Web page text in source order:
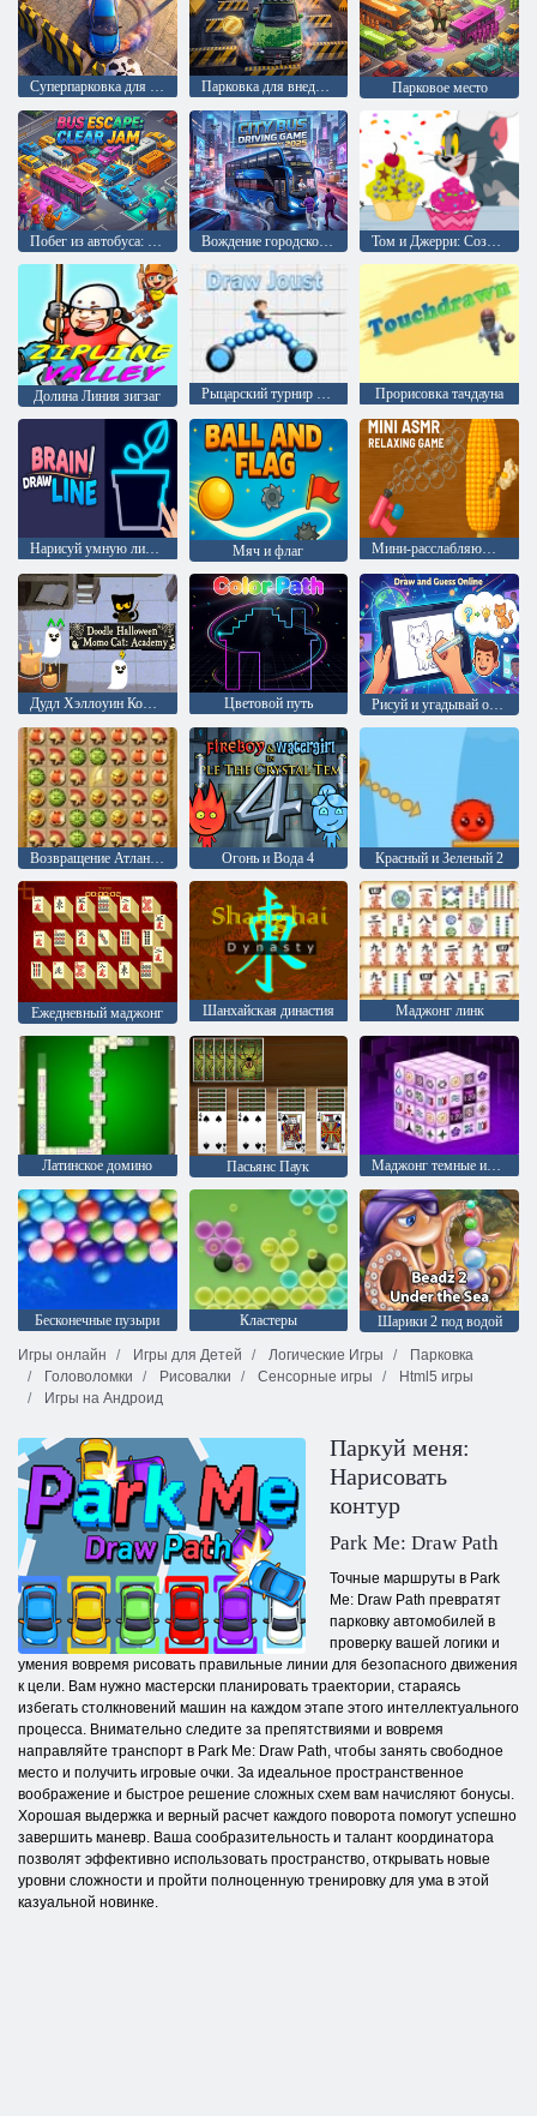
Суперпарковка для автомобилей Парковка для внедорожников Prado Парковое место
Побег из автобуса: Устранение затора Вождение городского автобуса 2025 Том и Джерри: Создание сцен
Долина Линия зигзаг Рыцарский турнир Рисование Прорисовка тачдауна
Нарисуй умную линию Мяч и флаг Мини-расслабляющая ASMR-игра
Дудл Хэллоуин Кошка Момо: Академия Цветовой путь Рисуй и угадывай онлайн
Возвращение Атлантиды Огонь и Вода 4 Красный и Зеленый 2
Ежедневный маджонг Шанхайская династия Маджонг линк
Латинское домино Пасьянс Паук Маджонг темные измерения
Бесконечные пузыри Кластеры
Шарики 2 под водой
Игры онлайн
Игры для Детей Логические Игры
Парковка
Головоломки
Рисовалки Сенсорные игры
Html5 игры
Игры на Андроид
Паркуй меня:
Нарисовать
контур
Park Me: Draw Path
Точные маршруты в Park
Me: Draw Path превратят
парковку автомобилей в
проверку вашей логики и
умения вовремя рисовать правильные линии для безопасного движения
к цели. Вам нужно мастерски планировать траектории, стараясь
избегать столкновений машин на каждом этапе этого интеллектуального
процесса. Внимательно следите за препятствиями и вовремя
направляйте транспорт в Park Me: Draw Path, чтобы занять свободное
место и получить игровые очки. За идеальное пространственное
воображение и быстрое решение сложных схем вам начисляют бонусы.
Хорошая выдержка и верный расчет каждого поворота помогут успешно
завершить маневр. Ваша сообразительность и талант координатора
позволят эффективно использовать пространство, открывать новые
уровни сложности и пройти полноценную тренировку для ума в этой
казуальной новинке.